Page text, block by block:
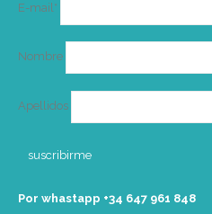
E-mail*
Nombre
Apellidos
Por whastapp +34 ‭647 961 848‬